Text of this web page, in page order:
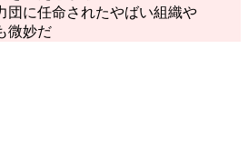
団に任命されたやばい組織や
微妙だ